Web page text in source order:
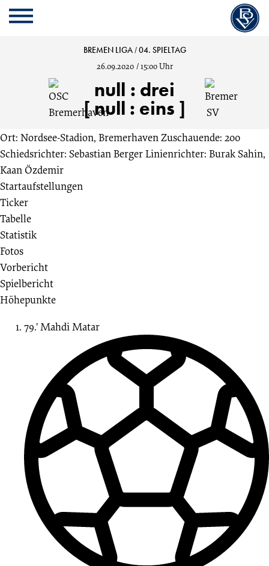
Cookie
Einstellungen
Zum
Inhalt
Cookie
Einstellungen
Kopfbereich
MENU
Bremerhaven
Bremer
SV
0:3
04.
Spieltag
26.09.2020
2020/2021
(Bremen
Liga)
BREMEN LIGA /04. SPIELTAG
26.09.2020 /15:00 Uhr
null : drei
[ null : eins ]
Ort: Nordsee-Stadion, BremerhavenZuschauende: 200
Schiedsrichter: Sebastian BergerLinienrichter: Burak Sahin,
Kaan Özdemir
Startaufstellungen
Ticker
Tabelle
Statistik
Fotos
Vorbericht
Spielbericht
Höhepunkte
79.’MahdiMatar